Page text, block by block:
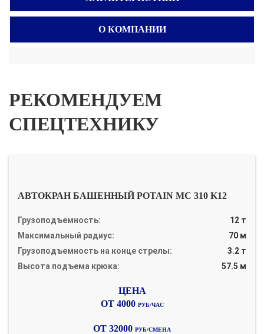
О КОМПАНИИ
РЕКОМЕНДУЕМ
СПЕЦТЕХНИКУ
АВТОКРАН БАШЕННЫЙ POTAIN MC 310 K12
Грузоподъемность:
12 т
Максимальный радиус:
70 м
Грузоподъемность на конце стрелы:
3.2 т
Высота подъема крюка:
57.5 м
ОТ 4000 РУБ/ЧАС
ОТ 32000 РУБ/СМЕНА